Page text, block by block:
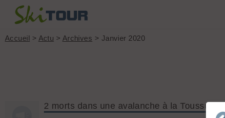
Accueil > Actu > Archives > Janvier 2020
2 morts dans une avalanche à la Toussuire